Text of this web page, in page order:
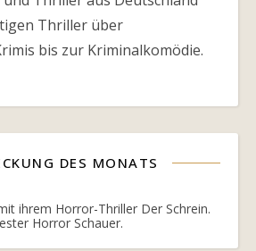
Thriller über
bis zur Kriminalkomödie.
DES MONATS
ihrem Horror-Thriller Der Schrein.
Horror Schauer.